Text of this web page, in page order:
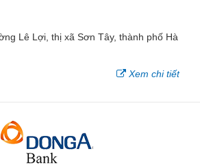
Lê Lợi, thị xã Sơn Tây, thành phố Hà
Xem chi tiết